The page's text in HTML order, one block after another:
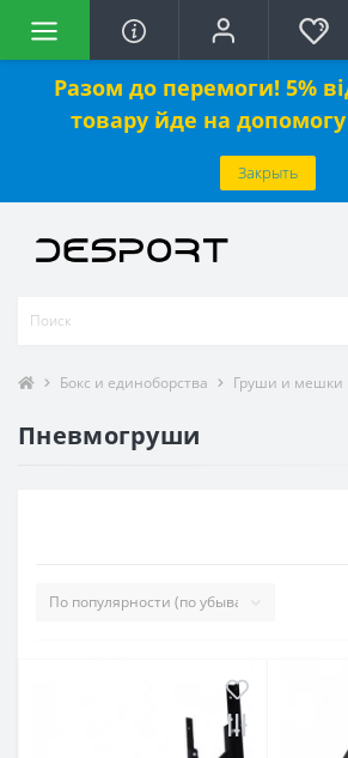
Разом до перемоги! 5%
товару йде на
Закрыть
Бокс и единоборства Груши и мешки
Пневмогруши